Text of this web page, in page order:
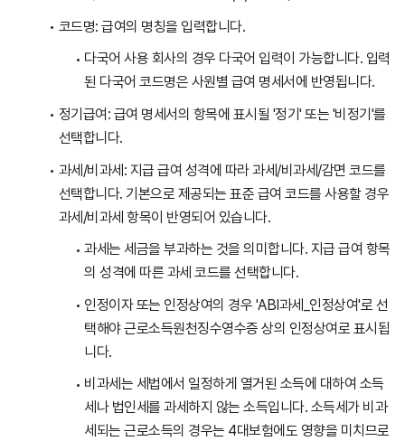
코드명: 급여의 명칭을 입력합니다.
다국어 사용 회사의 경우 다국어 입력이 가능합니다. 입력
된 다국어 코드명은 사원별 급여 명세서에 반영됩니다.
정기급여: 급여 명세서의 항목에 표시될 '정기' 또는 '비정기'를
선택합니다.
과세/비과세: 지급 급여 성격에 따라 과세/비과세/감면 코드를
선택합니다. 기본으로 제공되는 표준 급여 코드를 사용할 경우
과세/비과세 항목이 반영되어 있습니다.
과세는 세금을 부과하는 것을 의미합니다. 지급 급여 항목
의 성격에 따른 과세 코드를 선택합니다.
인정이자 또는 인정상여의 경우 'ABI과세_인정상여'로 선
택해야 근로소득원천징수영수증 상의 인정상여로 표시됩
니다.
비과세는 세법에서 일정하게 열거된 소득에 대하여 소득
세나 법인세를 과세하지 않는 소득입니다. 소득세가 비과
세되는 근로소득의 경우는 4대보험에도 영향을 미치므로